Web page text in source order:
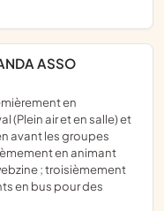
ASSO
(Plein air et en salle) et
avant les groupes
en animant
; troisièmement
en bus pour des